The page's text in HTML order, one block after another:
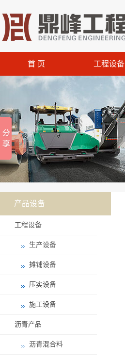
首 页 工程设备
产品设备
工程设备
生产设备
摊铺设备
压实设备
施工设备
沥青产品
沥青混合料